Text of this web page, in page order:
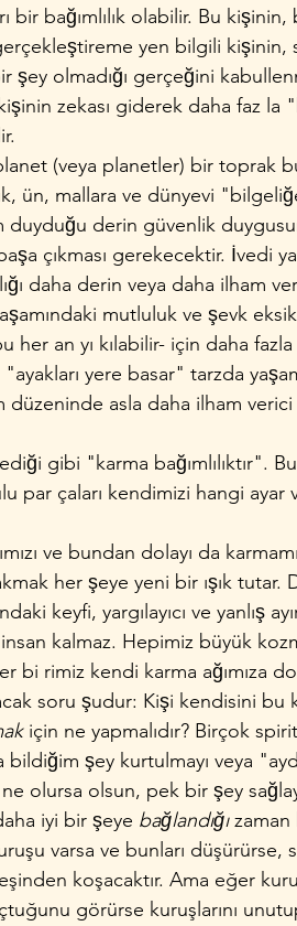
bir bağımlılık olabilir. Bu
yen bilgili kişinin,
şey olmadığı gerçeğini
zekası giderek daha faz­ la
(veya planetler) bir toprak
ün, mallara ve dünyevi
duyduğu derin güvenlik
çıkması gerekecektir. İvedi
daha derin veya daha ilham
mutluluk ve şevk
her an yı­ kılabilir- için daha
yere basar" tarzda
düzeninde asla daha ilham
gibi "karma bağımlılıktır".
par­ çaları kendimizi hangi
ve bundan dolayı da
her şeye ye­ni bir ışık
keyfi, yargılayıcı ve yanlış
kalmaz. Hepimiz büyük
bi­ rimiz kendi karma ağımıza
soru şudur: Kişi kendisini bu
için ne yapma­lıdır? Birçok
şey kurtulmayı veya
olursa olsun, pek bir şey
iyi bir şeye bağlandığı
varsa ve bunları düşürürse,
koşacaktır. Ama eğer
gö­rürse kuruşlarını